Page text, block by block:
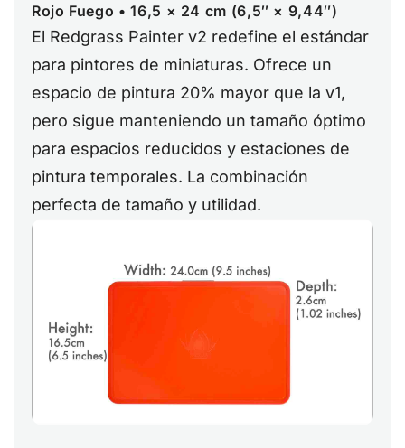
Rojo Fuego • 16,5 × 24 cm (6,5″ × 9,44″)
El Redgrass Painter v2 redefine el estándar
para pintores de miniaturas. Ofrece un
espacio de pintura 20% mayor que la v1,
pero sigue manteniendo un tamaño óptimo
para espacios reducidos y estaciones de
pintura temporales. La combinación
perfecta de tamaño y utilidad.